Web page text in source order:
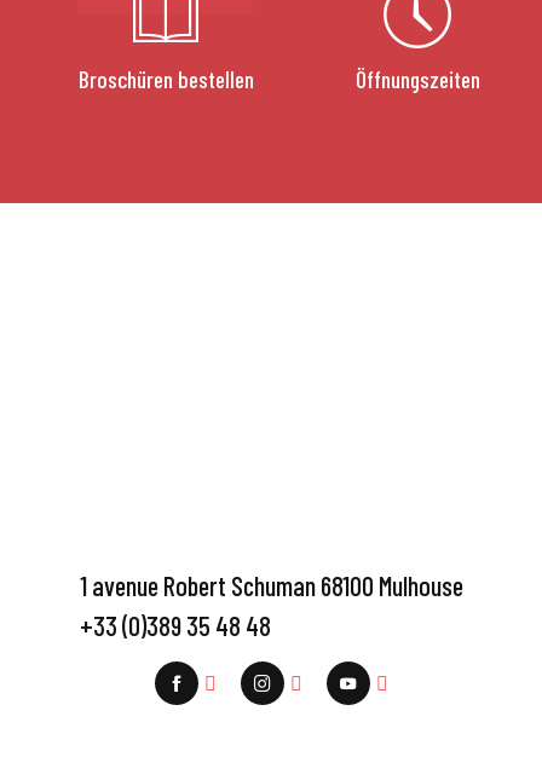
Broschüren bestellen Öffnungszeiten
1 avenue Robert Schuman 68100 Mulhouse
+33 (0)389 35 48 48